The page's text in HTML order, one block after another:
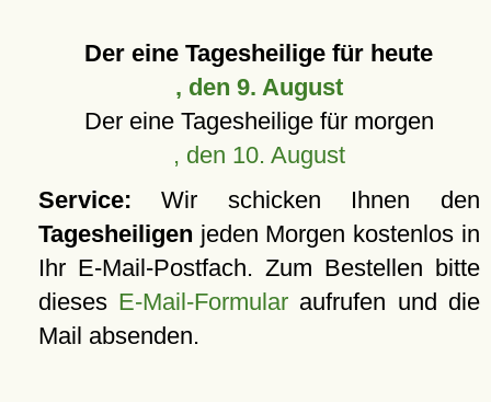
Der eine Tagesheilige für heute
, den 9. August
Der eine Tagesheilige für morgen
, den 10. August
Service: Wir schicken Ihnen den
Tagesheiligen jeden Morgen kostenlos in
Ihr E-Mail-Postfach. Zum Bestellen bitte
dieses E-Mail-Formular aufrufen und die
Mail absenden.